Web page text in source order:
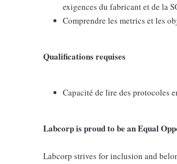
exigences du fabricant et de la
Comprendre les metrics et les
Qualifications requises
Capacité de lire des protocoles
Labcorp is proud to be an Equal
Labcorp strives for inclusion and